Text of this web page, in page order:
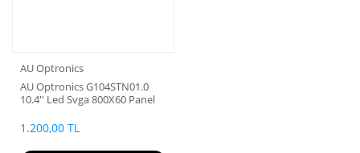
AU Optronics
AU Optronics G104STN01.0
10.4'' Led Svga 800X60 Panel
1.200,00 TL